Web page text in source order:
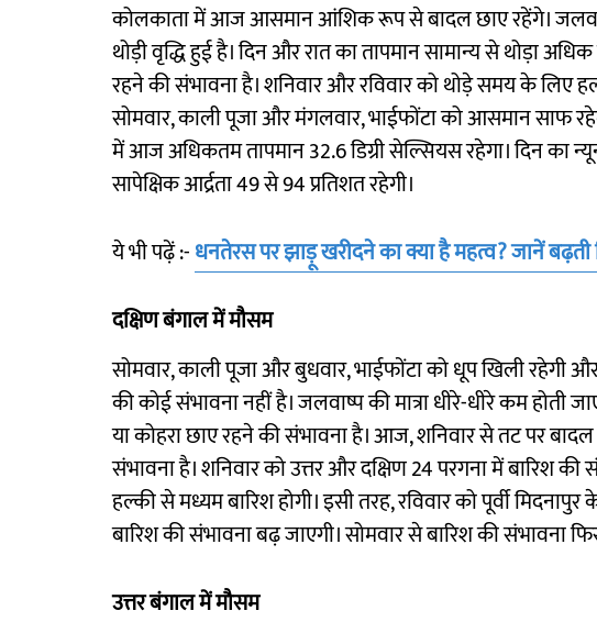
कोलकाता में आज आसमान आंशिक रूप से बादल छाए रहेंगे।
थोड़ी वृद्धि हुई है। दिन और रात का तापमान सामान्य से थोड़ा
रहने की संभावना है। शनिवार और रविवार को थोड़े समय के लिए
सोमवार, काली पूजा और मंगलवार, भाईफोंटा को आसमान साफ
में आज अधिकतम तापमान 32.6 डिग्री सेल्सियस रहेगा। दिन का
सापेक्षिक आर्द्रता 49 से 94 प्रतिशत रहेगी।
ये भी पढ़ें :-धनतेरस पर झाड़ू खरीदने का क्या है महत्व? जानें बढ़ती
दक्षिण बंगाल में मौसम
सोमवार, काली पूजा और बुधवार, भाईफोंटा को धूप खिली रहेगी
की कोई संभावना नहीं है। जलवाष्प की मात्रा धीरे-धीरे कम
या कोहरा छाए रहने की संभावना है। आज, शनिवार से तट पर
संभावना है। शनिवार को उत्तर और दक्षिण 24 परगना में बारिश
हल्की से मध्यम बारिश होगी। इसी तरह, रविवार को पूर्वी
बारिश की संभावना बढ़ जाएगी। सोमवार से बारिश की संभावना
उत्तर बंगाल में मौसम